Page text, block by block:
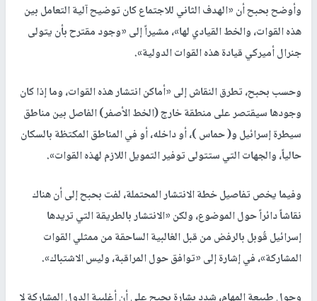
وأوضح بحبح أن «الهدف الثاني للاجتماع كان توضيح آلية التعامل بين
هذه القوات، والخط القيادي لها»، مشيراً إلى «وجود مقترح بأن يتولى
جنرال أميركي قيادة هذه القوات الدولية».
وحسب بحبح، تطرق النقاش إلى «أماكن انتشار هذه القوات، وما إذا كان
وجودها سيقتصر على منطقة خارج (الخط الأصفر) الفاصل بين مناطق
سيطرة إسرائيل و( حماس )، أو داخله، أو في المناطق المكتظة بالسكان
حالياً، والجهات التي ستتولى توفير التمويل اللازم لهذه القوات».
وفيما يخص تفاصيل خطة الانتشار المحتملة، لفت بحبح إلى أن هناك
نقاشاً دائراً حول الموضوع، ولكن «الانتشار بالطريقة التي تريدها
إسرائيل قُوبل بالرفض من قبل الغالبية الساحقة من ممثلي القوات
المشاركة»، في إشارة إلى «توافق حول المراقبة، وليس الاشتباك».